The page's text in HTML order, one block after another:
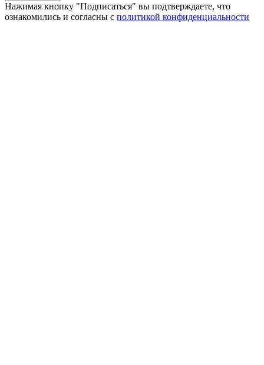
Нажимая кнопку "Подписаться" вы подтверждаете, что
ознакомились и согласны с политикой конфиденциальности